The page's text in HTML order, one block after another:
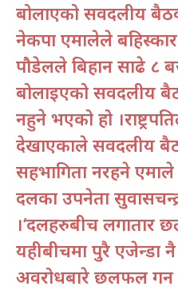
बोलाएको सर्वदलीय
नेकपा एमालेले बहिस्कार
पौडेलले बिहान साढे ८
बोलाइएको सर्वदलीय
नहुने भएको हो
देखाएकाले सर्वदलीय
सहभागिता नरहने
दलका उपनेता
।‘दलहरुबीच लगातार
यहीबीचमा पुरै एजेन्डा
अवरोधबारे छलफल गर्न